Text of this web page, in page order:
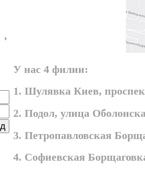
У нас 4 филии:
1. Шулявка Киев,
2. Подол, улица
3. Петропавловская
4. Софиевская